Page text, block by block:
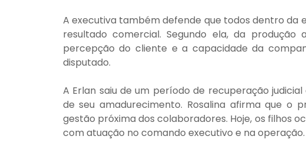
A executiva também defende que todos dentro da
resultado comercial. Segundo ela, da
percepção do cliente e a capacidade da
disputado.
A Erlan saiu de um período de recuperação
de seu amadurecimento. Rosalina afirma que o
gestão próxima dos colaboradores. Hoje, os filhos
com atuação no comando executivo e na operação.